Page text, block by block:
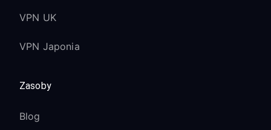
VPN UK
VPN Japonia
Zasoby
Blog